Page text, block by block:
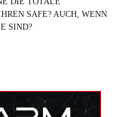
SAFE? AUCH, WENN
SIND?